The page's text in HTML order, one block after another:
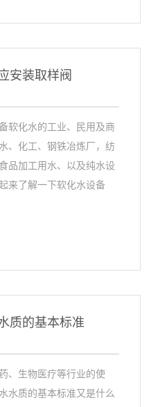
安装取样阀
软化水的工业、民用及商
、化工、钢铁冶炼厂，纺
品加工用水、以及纯水设
来了解一下软化水设备
质的基本标准
、生物医疗等行业的使
水质的基本标准又是什么